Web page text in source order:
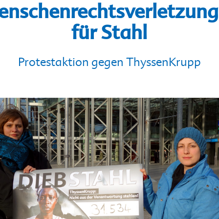
für Stahl
Protestaktion gegen ThyssenKrupp